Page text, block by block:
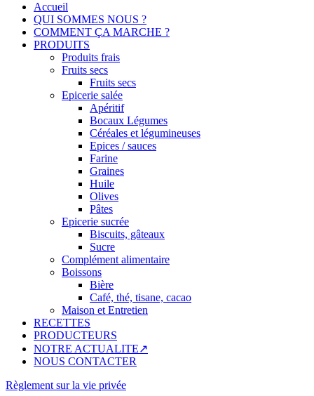
Accueil
QUI SOMMES NOUS ?
COMMENT ÇA MARCHE ?
PRODUITS
Produits frais
Fruits secs
Fruits secs
Epicerie salée
Apéritif
Bocaux Légumes
Céréales et légumineuses
Epices / sauces
Farine
Graines
Huile
Olives
Pâtes
Epicerie sucrée
Biscuits, gâteaux
Sucre
Complément alimentaire
Boissons
Bière
Café, thé, tisane, cacao
Maison et Entretien
RECETTES
PRODUCTEURS
NOTRE ACTUALITE↗
NOUS CONTACTER
Règlement sur la vie privée